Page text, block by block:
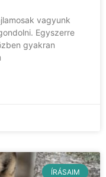
vagyunk
Egyszerre
gyakran
ÍRÁSAIM